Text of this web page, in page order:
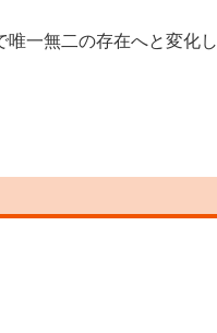
一無二の存在へと変化し